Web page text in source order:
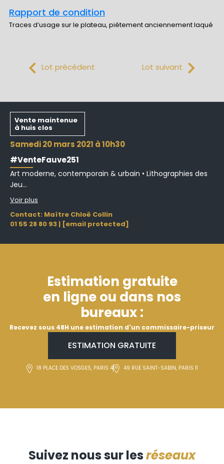
Rapport de condition
Traces d’usage sur le plateau, piétement anciennement laqué
Lot précédent Lot suivant
Vente maintenue
à huis clos
samedi 20 mars 2021 à 10h30
#VenteFauve251
Art moderne, contemporain & urbain • Lithographies des
Jeu...
Voir plus
Contact: Maître Chloë Collin
01 55 28 80 93 | [email protected]
Estimation gratuite
en ligne ou dans nos
bureaux :
Recevez sous 48H une estimation d'un commissaire-priseur
ESTIMATION GRATUITE
18 PLACE DES VOSGES, PARIS 4 49 RUE SAINT-SABIN, PARIS 11
Suivez nous sur lesréseaux